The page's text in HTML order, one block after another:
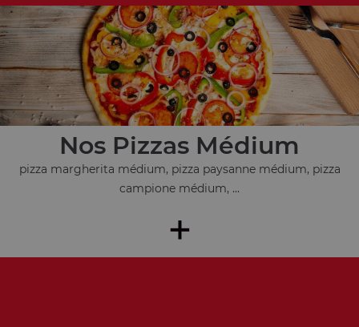
Nos Pizzas Médium
pizza margherita médium, pizza paysanne médium, pizza
campione médium, ...
+